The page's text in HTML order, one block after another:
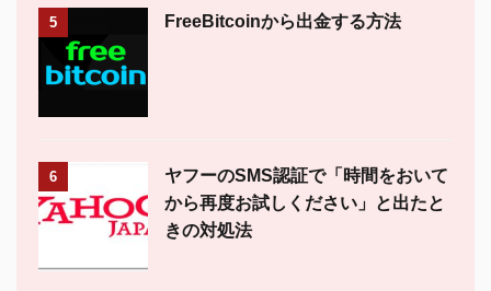
5 FreeBitcoinから出金する方法
6
ヤフーのSMS認証で「時間をおいて
から再度お試しください」と出たと
きの対処法